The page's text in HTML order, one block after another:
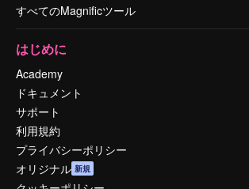
すべてのMagnificツール
はじめに
Academy
ドキュメント
サポート
利用規約
プライバシーポリシー
オリジナル 新規